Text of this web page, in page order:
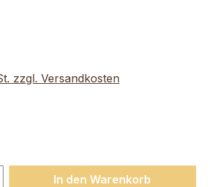
zzgl. Versandkosten
Gib den
In den Warenkorb